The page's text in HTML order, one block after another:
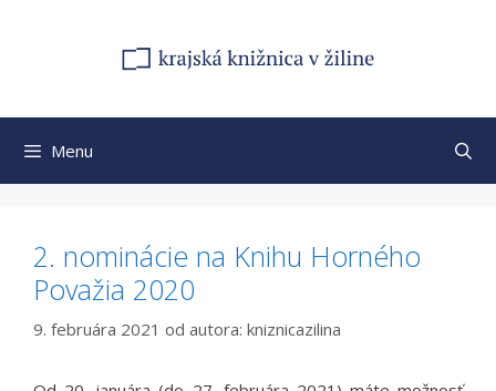
Menu
2. nominácie na Knihu Horného
Považia 2020
9. februára 2021 od autora: kniznicazilina